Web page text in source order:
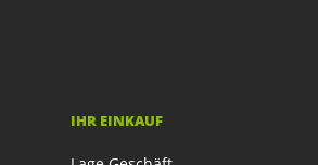
IHR EINKAUF